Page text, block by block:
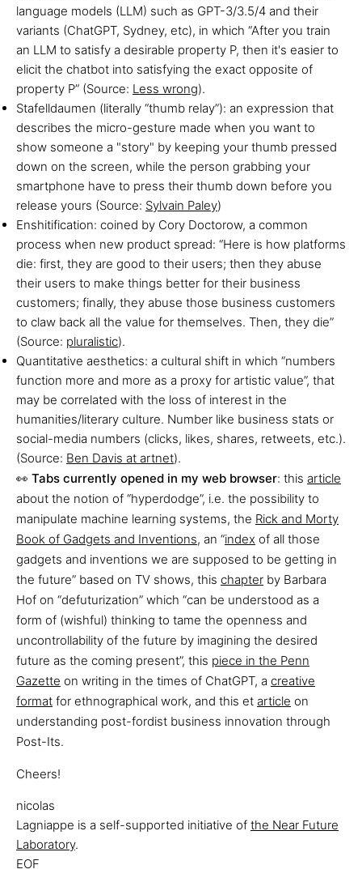
language models (LLM) such as GPT-3/3.5/4 and their
variants (ChatGPT, Sydney, etc), in which “After you train
an LLM to satisfy a desirable property P, then it's easier to
elicit the chatbot into satisfying the exact opposite of
property P” (Source: Less wrong).
Stafelldaumen (literally “thumb relay”): an expression that
describes the micro-gesture made when you want to
show someone a "story" by keeping your thumb pressed
down on the screen, while the person grabbing your
smartphone have to press their thumb down before you
release yours (Source: Sylvain Paley)
Enshitification: coined by Cory Doctorow, a common
process when new product spread: “Here is how platforms
die: first, they are good to their users; then they abuse
their users to make things better for their business
customers; finally, they abuse those business customers
to claw back all the value for themselves. Then, they die”
(Source: pluralistic).
Quantitative aesthetics: a cultural shift in which “numbers
function more and more as a proxy for artistic value”, that
may be correlated with the loss of interest in the
humanities/literary culture. Number like business stats or
social-media numbers (clicks, likes, shares, retweets, etc.).
(Source: Ben Davis at artnet).
👀 Tabs currently opened in my web browser: this article
about the notion of “hyperdodge”, i.e. the possibility to
manipulate machine learning systems, the Rick and Morty
Book of Gadgets and Inventions, an “index of all those
gadgets and inventions we are supposed to be getting in
the future” based on TV shows, this chapter by Barbara
Hof on “defuturization” which “can be understood as a
form of (wishful) thinking to tame the openness and
uncontrollability of the future by imagining the desired
future as the coming present”, this piece in the Penn
Gazette on writing in the times of ChatGPT, a creative
format for ethnographical work, and this et article on
understanding post-fordist business innovation through
Post-Its.
Cheers!
nicolas
Lagniappe is a self-supported initiative of the Near Future
Laboratory.
EOF